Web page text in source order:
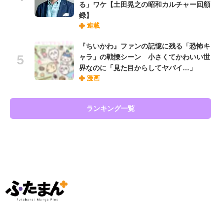
る」ワケ【土田晃之の昭和カルチャー回顧
録】
連載
『ちいかわ』ファンの記憶に残る「恐怖キ
ャラ」の戦慄シーン 小さくてかわいい世
界なのに「見た目からしてヤバイ…」
漫画
ランキング一覧